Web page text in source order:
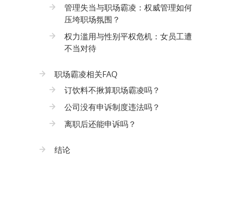
管理失当与职场霸凌：权威管理如何
压垮职场氛围？
权力滥用与性别平权危机：女员工遭
不当对待
职场霸凌相关FAQ
订饮料不揪算职场霸凌吗？
公司没有申诉制度违法吗？
离职后还能申诉吗？
结论